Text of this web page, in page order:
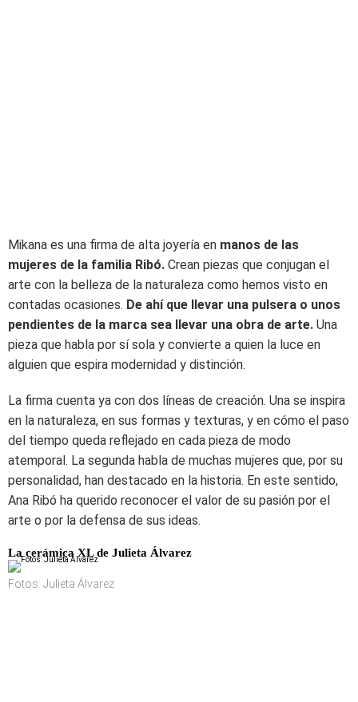
Mikana es una firma de alta joyería en manos de las
mujeres de la familia Ribó. Crean piezas que conjugan el
arte con la belleza de la naturaleza como hemos visto en
contadas ocasiones. De ahí que llevar una pulsera o unos
pendientes de la marca sea llevar una obra de arte. Una
pieza que habla por sí sola y convierte a quien la luce en
alguien que espira modernidad y distinción.
La firma cuenta ya con dos líneas de creación. Una se inspira
en la naturaleza, en sus formas y texturas, y en cómo el paso
del tiempo queda reflejado en cada pieza de modo
atemporal. La segunda habla de muchas mujeres que, por su
personalidad, han destacado en la historia. En este sentido,
Ana Ribó ha querido reconocer el valor de su pasión por el
arte o por la defensa de sus ideas.
La cerámica XL de Julieta Álvarez
Fotos: Julieta Álvarez